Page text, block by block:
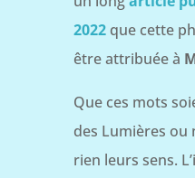
2022que cette
être attribuée à
Que ces mots
des Lumières ou
rien leurs sens.